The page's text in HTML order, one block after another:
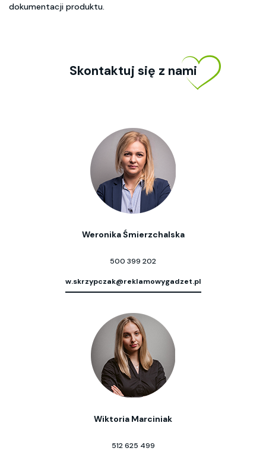
dokumentacji produktu.
Skontaktuj się z nami
Weronika Śmierzchalska
500 399 202
w.skrzypczak@reklamowygadzet.pl
Wiktoria Marciniak
512 625 499